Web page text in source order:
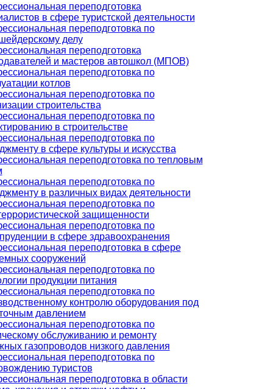
переподготовка
в сфере туристской деятельности
переподготовка по
делу
переподготовка
и мастеров автошкол (МПОВ)
переподготовка по
котлов
переподготовка по
строительства
переподготовка по
в строительстве
переподготовка по
в сфере культуры и искусства
переподготовка по тепловым
переподготовка по
в различных видах деятельности
переподготовка по
защищенности
переподготовка по
в сфере здравоохранения
переподготовка в сфере
сооружений
переподготовка по
продукции питания
переподготовка по
контролю оборудования под
давлением
переподготовка по
обслуживанию и ремонту
газопроводов низкого давления
переподготовка по
туристов
переподготовка в области